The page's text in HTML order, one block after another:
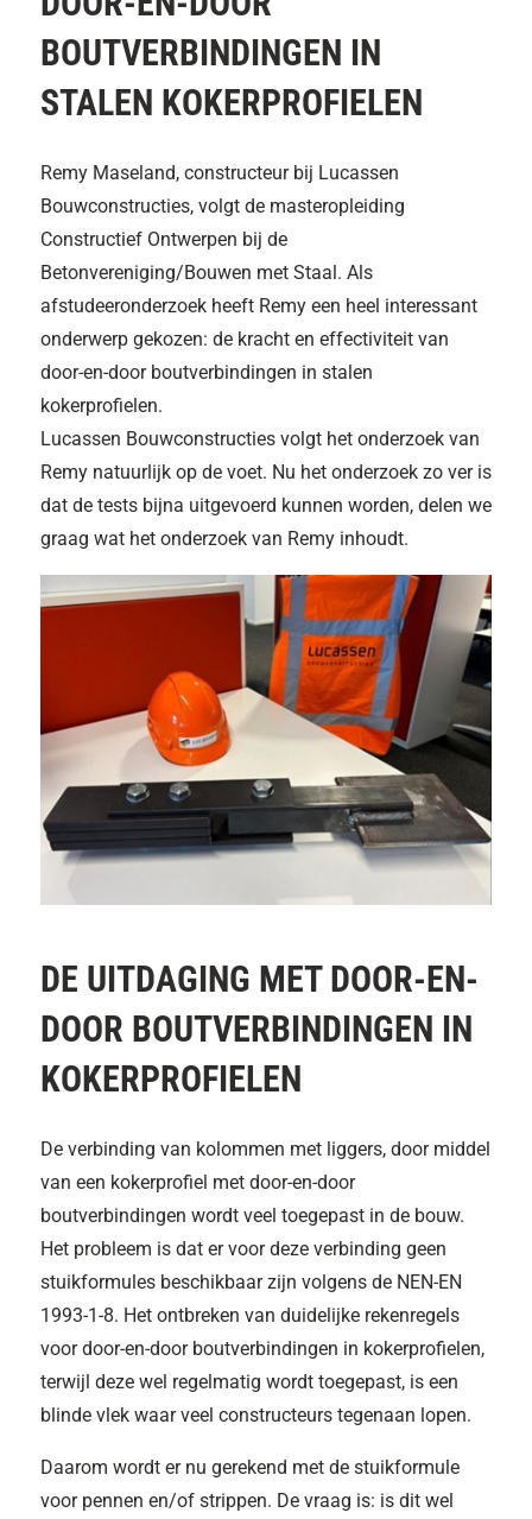
BOUTVERBINDINGEN IN
STALEN KOKERPROFIELEN
Remy Maseland, constructeur bij Lucassen
Bouwconstructies, volgt de masteropleiding
Constructief Ontwerpen bij de
Betonvereniging/Bouwen met Staal. Als
afstudeeronderzoek heeft Remy een heel interessant
onderwerp gekozen: de kracht en effectiviteit van
door-en-door boutverbindingen in stalen
kokerprofielen.
Lucassen Bouwconstructies volgt het onderzoek van
Remy natuurlijk op de voet. Nu het onderzoek zo ver is
dat de tests bijna uitgevoerd kunnen worden, delen we
graag wat het onderzoek van Remy inhoudt.
DE UITDAGING MET DOOR-EN-
DOOR BOUTVERBINDINGEN IN
KOKERPROFIELEN
De verbinding van kolommen met liggers, door middel
van een kokerprofiel met door-en-door
boutverbindingen wordt veel toegepast in de bouw.
Het probleem is dat er voor deze verbinding geen
stuikformules beschikbaar zijn volgens de NEN-EN
1993-1-8. Het ontbreken van duidelijke rekenregels
voor door-en-door boutverbindingen in kokerprofielen,
terwijl deze wel regelmatig wordt toegepast, is een
blinde vlek waar veel constructeurs tegenaan lopen.
Daarom wordt er nu gerekend met de stuikformule
voor pennen en/of strippen. De vraag is: is dit wel